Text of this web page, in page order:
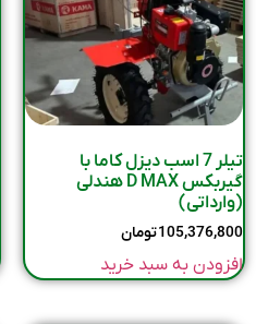
تیلر 7 اسب دیزل کاما با
گیربکس D MAX هندلی
(وارداتی)
105,376,800تومان
افزودن به سبد خرید